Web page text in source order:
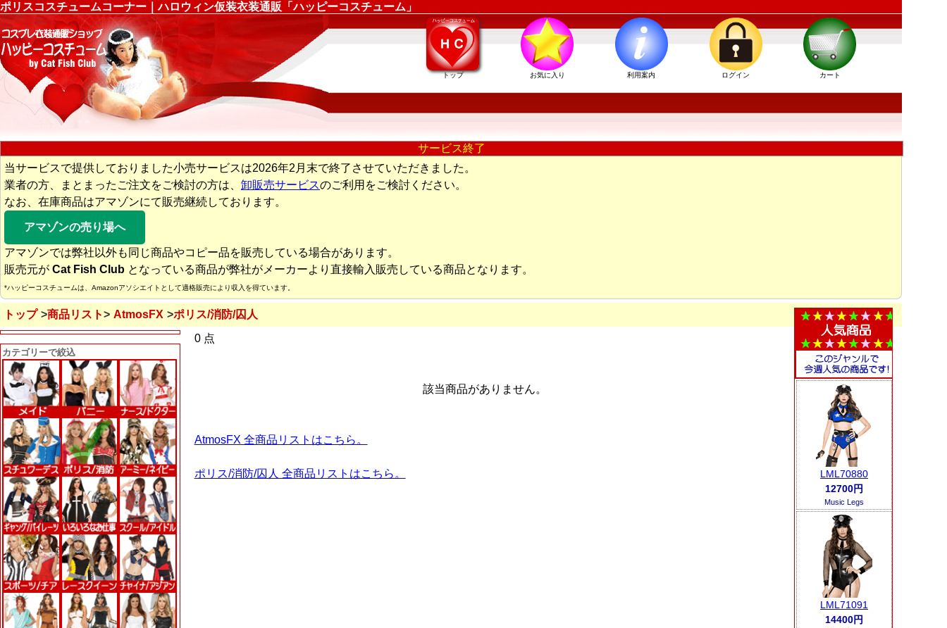
ポリスコスチュームコーナー｜ハロウィン仮装衣装通販「ハッピーコスチューム」
トップ お気に入り 利用案内 ログイン カート
サービス終了
当サービスで提供しておりました小売サービスは2026年2月末で終了させていただきました。
業者の方、まとまったご注文をご検討の方は、 卸販売サービスのご利用をご検討ください。
なお、在庫商品はアマゾンにて販売継続しております。
アマゾンの売り場へ
アマゾンでは弊社以外も同じ商品やコピー品を販売している場合があります。
販売元が Cat Fish Club となっている商品が弊社がメーカーより直接輸入販売している商品となります。
*ハッピーコスチュームは、Amazonアソシエイトとして適格販売により収入を得ています。
トップ 商品リスト AtmosFX ポリス/消防/囚人
カテゴリーで絞込
0 点
該当商品がありません。
AtmosFX 全商品リストはこちら。
ポリス/消防/囚人 全商品リストはこちら。
LML70880
12700円
Music Legs
LML71091
14400円